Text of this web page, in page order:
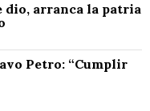
dio, arranca la patria
Petro: “Cumplir